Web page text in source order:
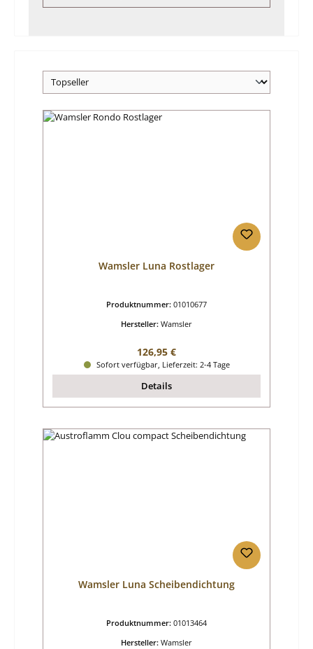
Wamsler Luna Rostlager
Produktnummer: 01010677
Hersteller: Wamsler
Regulärer Preis:
126,95 €
Sofort verfügbar, Lieferzeit: 2-4 Tage
Details
Wamsler Luna Scheibendichtung
Produktnummer: 01013464
Hersteller: Wamsler